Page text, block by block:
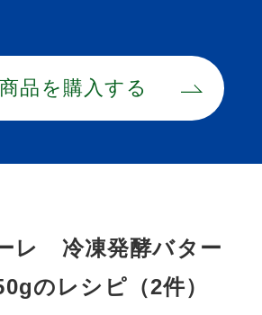
商品を購入する
レ 冷凍発酵バター
のレシピ（2件）